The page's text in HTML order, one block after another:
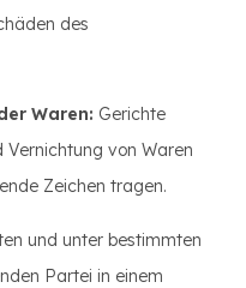
des
Waren: Gerichte
von Waren
Zeichen tragen.
und unter bestimmten
Partei in einem